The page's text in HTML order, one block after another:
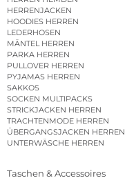
HERRENJACKEN
HOODIES HERREN
LEDERHOSEN
MÄNTEL HERREN
PARKA HERREN
PULLOVER HERREN
PYJAMAS HERREN
SAKKOS
SOCKEN MULTIPACKS
STRICKJACKEN HERREN
TRACHTENMODE HERREN
ÜBERGANGSJACKEN HERREN
UNTERWÄSCHE HERREN
Taschen & Accessoires